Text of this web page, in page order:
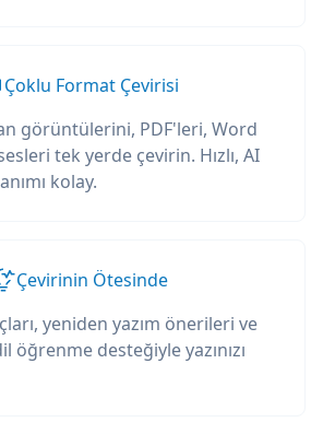
Çoklu Format Çevirisi
görüntülerini, PDF'leri, Word
tek yerde çevirin. Hızlı, AI
kolay.
Çevirinin Ötesinde
yeniden yazım önerileri ve
öğrenme desteğiyle yazınızı